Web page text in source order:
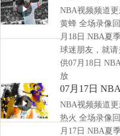
像回放
NBA视频频道
黄蜂 全场录像
月18日 NBA夏
球迷朋友，就
供07月18日
放
07月17日
像回放
NBA视频频道
热火 全场录像
月17日 NBA夏